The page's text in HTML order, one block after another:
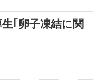
｢卵子凍結に関